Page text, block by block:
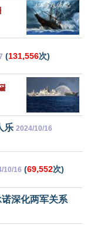
(131,556次)
乐 2024/10/16
10/16 (69,552次)
深化两军关系